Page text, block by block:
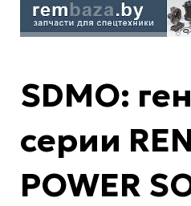
SDMO:
серии
POWER